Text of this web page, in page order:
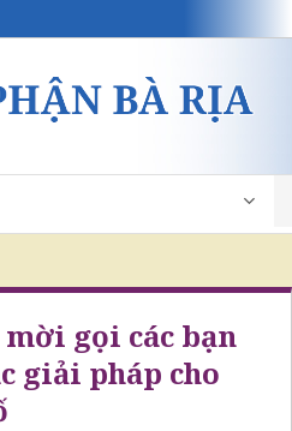
gọi các bạn
giải pháp cho